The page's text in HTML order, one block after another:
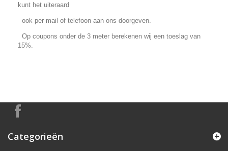
kunt het uiteraard
ook per mail of telefoon aan ons doorgeven.
Op coupons onder de 3 meter berekenen wij een toeslag van
15%.
Categorieën